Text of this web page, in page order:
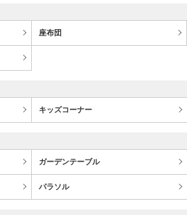
座布団
キッズコーナー
ガーデンテーブル
パラソル